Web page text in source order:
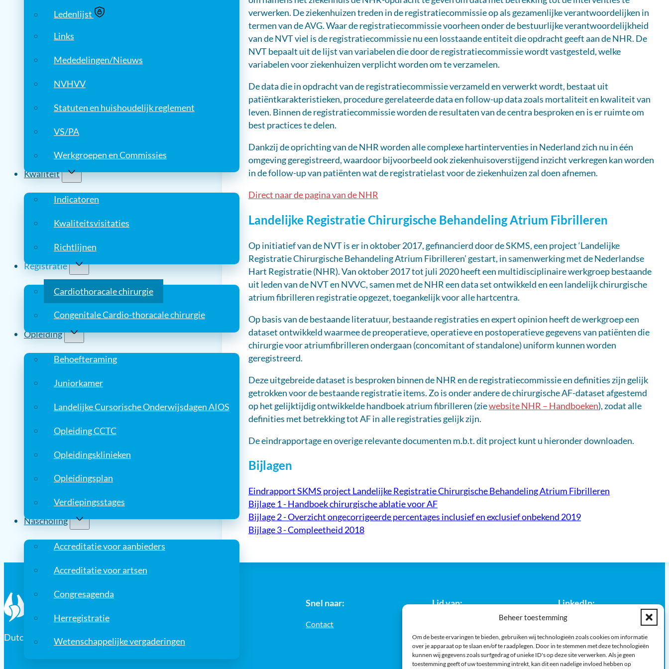
Beheer toestemming
Om de beste ervaringen te bieden, gebruiken wij technologieën zoals cookies om informatie
over je apparaat op te slaan en/of te raadplegen. Door in te stemmen met deze technologieën
kunnen wij gegevens zoals surfgedrag of unieke ID's op deze site verwerken. Als je geen
toestemming geeft of uw toestemming intrekt, kan dit een nadelige invloed hebben op
Ledenlijst
Links
Mededelingen/Nieuws
NVHVV
Statuten en huishoudelijk reglement
VS/PA
Werkgroepen en Commissies
Kwaliteit
Indicatoren
Kwaliteitsvisitaties
Richtlijnen
Registratie
Cardiothoracale chirurgie
Congenitale Cardio-thoracale chirurgie
Opleiding
Behoefteraming
Juniorkamer
Landelijke Cursorische Onderwijsdagen AIOS
Opleiding CCTC
Opleidingsklinieken
Opleidingsplan
Verdiepingsstages
Nascholing
Accreditatie voor aanbieders
Accreditatie voor artsen
Congresagenda
Herregistratie
Wetenschappelijke vergaderingen
verwerken. De ziekenhuizen treden in de registratiecommissie op als gezamenlijke verantwoordelijken in
termen van de AVG. Waar de registratiecommissie voorheen onder de bestuurlijke verantwoordelijkheid
van de NVT viel is de registratiecommissie nu een losstaande entiteit die opdracht geeft aan de NHR. De
NVT bepaalt uit de lijst van variabelen die door de registratiecommissie wordt vastgesteld, welke
variabelen voor ziekenhuizen verplicht worden om te verzamelen.
De data die in opdracht van de registratiecommissie verzameld en verwerkt wordt, bestaat uit
patiëntkarakteristieken, procedure gerelateerde data en follow-up data zoals mortaliteit en kwaliteit van
leven. Binnen de registratiecommissie worden de resultaten van de centra besproken en is er ruimte om
best practices te delen.
Dankzij de oprichting van de NHR worden alle complexe hartinterventies in Nederland zich nu in één
omgeving geregistreerd, waardoor bijvoorbeeld ook ziekenhuisoverstijgend inzicht verkregen kan worden
in de follow-up van patiënten wat de registratielast voor de ziekenhuizen zal doen afnemen.
Direct naar de pagina van de NHR
Landelijke Registratie Chirurgische Behandeling Atrium Fibrilleren
Op initiatief van de NVT is er in oktober 2017, gefinancierd door de SKMS, een project ‘Landelijke
Registratie Chirurgische Behandeling Atrium Fibrilleren’ gestart, in samenwerking met de Nederlandse
Hart Registratie (NHR). Van oktober 2017 tot juli 2020 heeft een multidisciplinaire werkgroep bestaande
uit leden van de NVT en NVVC, samen met de NHR een data set ontwikkeld en een landelijk chirurgische
atrium fibrilleren registratie opgezet, toegankelijk voor alle hartcentra.
Op basis van de bestaande literatuur, bestaande registraties en expert opinion heeft de werkgroep een
dataset ontwikkeld waarmee de preoperatieve, operatieve en postoperatieve gegevens van patiënten die
chirurgie voor atriumfibrilleren ondergaan (concomitant of standalone) uniform kunnen worden
geregistreerd.
Deze uitgebreide dataset is besproken binnen de NHR en de registratiecommissie en definities zijn gelijk
getrokken voor de bestaande registratie items. Zo is onder andere de chirurgische AF-dataset afgestemd
op het gelijktijdig ontwikkelde handboek atrium fibrilleren (ziewebsite NHR – Handboeken), zodat alle
definities met betrekking tot AF in alle registraties gelijk zijn.
De eindrapportage en overige relevante documenten m.b.t. dit project kunt u hieronder downloaden.
Bijlagen
Eindrapport SKMS project Landelijke Registratie Chirurgische Behandeling Atrium Fibrilleren
Bijlage 1 - Handboek chirurgische ablatie voor AF
Bijlage 2 - Overzicht ongecorrigeerde percentages inclusief en exclusief onbekend 2019
Bijlage 3 - Compleetheid 2018
Dutch Association for Cardio-Thoracic Surgery
Snel naar:
Contact
Lid van: LinkedIn: